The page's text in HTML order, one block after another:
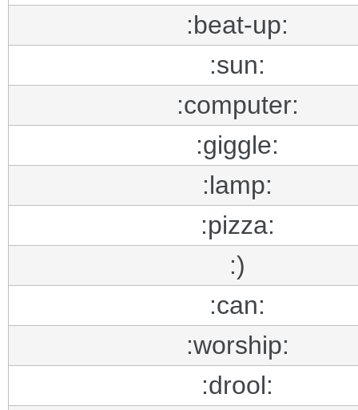
:beat-up:
:sun:
:computer:
:giggle:
:lamp:
:pizza:
:)
:can:
:worship:
:drool: